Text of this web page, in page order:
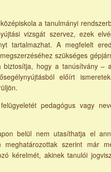
a tanulmányi
vizsgát szervez, ezek
tartalmazhat. A megfelelt
szükséges
hogy a tanúsítvány –
előírt
pedagógus vagy
belül nem utasíthatja el
szerint már
kérelmét, akinek tanulói